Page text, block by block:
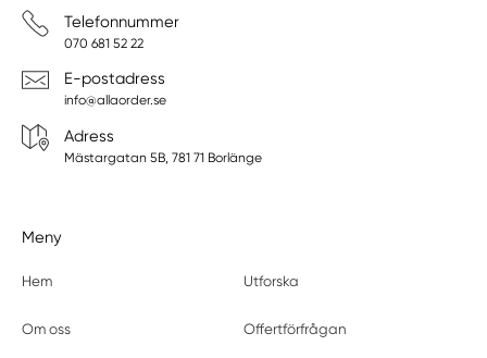
Telefonnummer
070 681 52 22
E-postadress
info@allaorder.se
Adress
Mästargatan 5B, 781 71 Borlänge
Meny
Hem Utforska
Om oss Offertförfrågan